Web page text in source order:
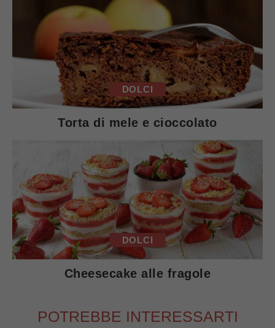
DOLCI
Torta di mele e cioccolato
DOLCI
Cheesecake alle fragole
POTREBBE INTERESSARTI